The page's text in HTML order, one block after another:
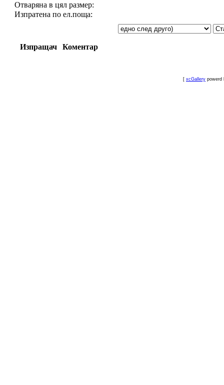
Отваряна в цял размер:
Изпратена по ел.поща:
Изпращач Коментар
[ xcGallery